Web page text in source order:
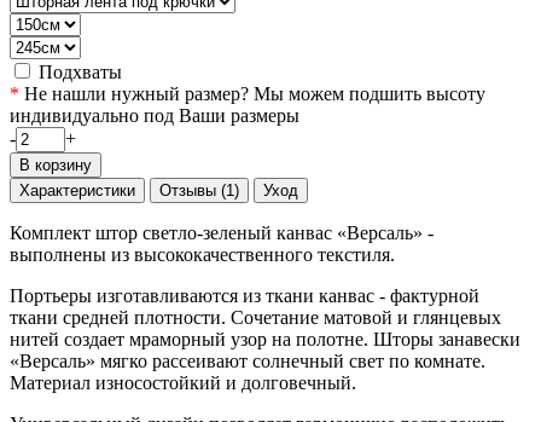
Подхваты
* Не нашли нужный размер? Мы можем подшить высоту
индивидуально под Ваши размеры
-
+
В корзину
Характеристики
Отзывы (1) Уход
Комплект штор светло-зеленый канвас «Версаль» -
выполнены из высококачественного текстиля.
Портьеры изготавливаются из ткани канвас - фактурной
ткани средней плотности. Сочетание матовой и глянцевых
нитей создает мраморный узор на полотне. Шторы занавески
«Версаль» мягко рассеивают солнечный свет по комнате.
Материал износостойкий и долговечный.